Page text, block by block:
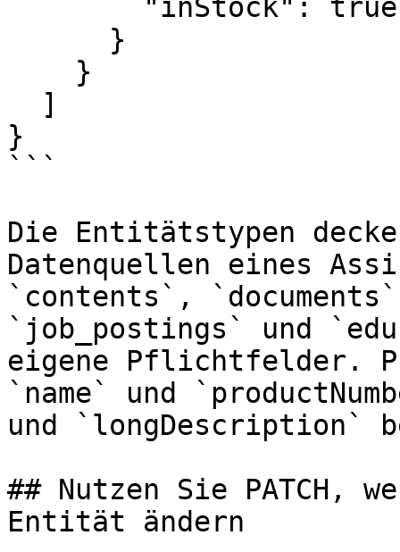
}
```
Die Entitätstypen
Datenquellen eines
`contents`,
`job_postings` und
eigene Pflichtfelder.
`name` und
und `longDescription`
## Nutzen Sie PATCH,
Entität ändern